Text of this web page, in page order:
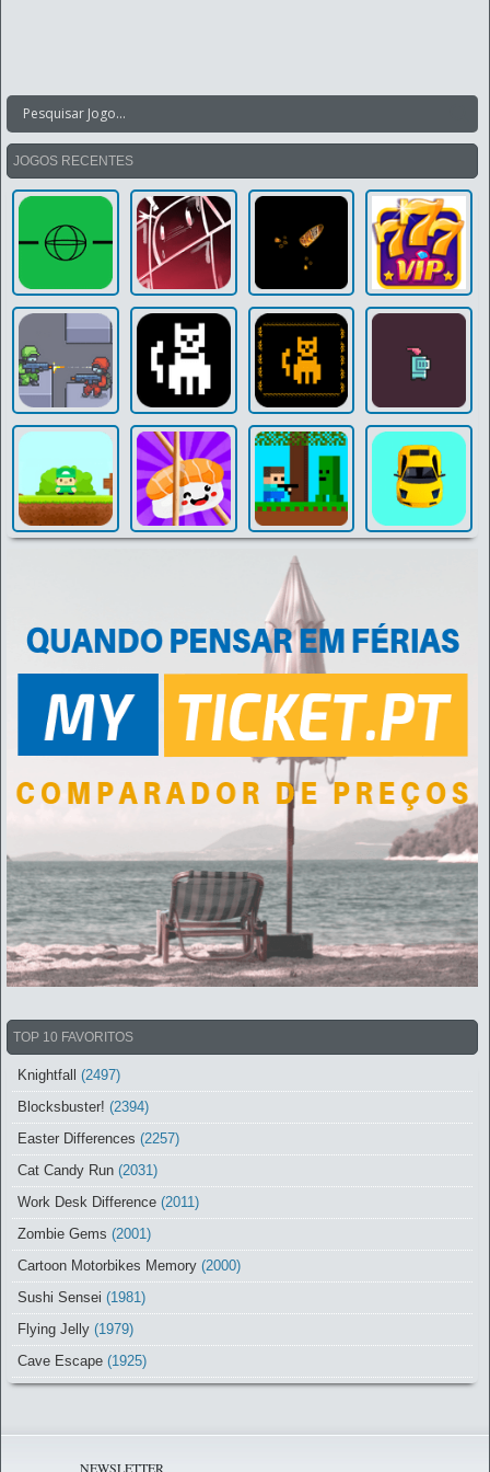
JOGOS RECENTES
TOP 10 FAVORITOS
Knightfall
(2497)
Blocksbuster! (2394)
Easter Differences (2257)
Cat Candy Run (2031)
Work Desk Difference (2011)
Zombie Gems (2001)
Cartoon Motorbikes Memory (2000)
Sushi Sensei (1981)
Flying Jelly (1979)
Cave Escape (1925)
NEWSLETTER